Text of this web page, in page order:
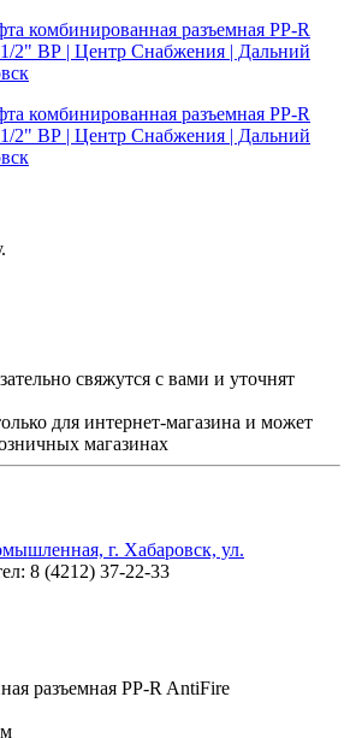
свяжутся с вами и уточнят
для интернет-магазина и может
магазинах
г. Хабаровск, ул.
8 (4212) 37-22-33
разъемная PP-R AntiFire